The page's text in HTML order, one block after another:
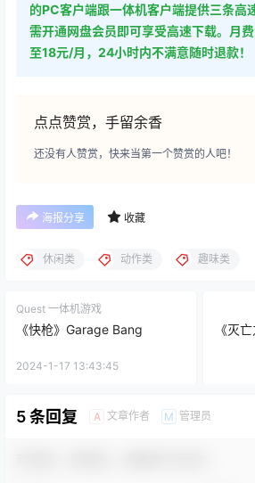
的PC客户端跟一体机客户端提供三条高
需开通网盘会员即可享受高速下载。月
至18元/月，24小时内不满意随时退款！
点点赞赏，手留余香
还没有人赞赏，快来当第一个赞赏的人吧！
海报分享 收藏
休闲类 动作类 趣味类
Quest 一体机游戏
《快枪》Garage Bang
2024-1-17 13:43:45
《灭
5 条回复 A 文章作者 M 管理员